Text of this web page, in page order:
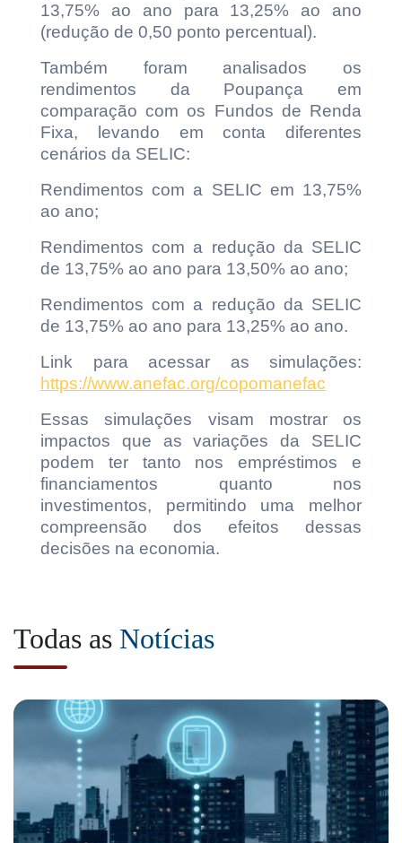
13,75% ao ano para 13,25% ao ano
(redução de 0,50 ponto percentual).
Também foram analisados os
rendimentos da Poupança em
comparação com os Fundos de Renda
Fixa, levando em conta diferentes
cenários da SELIC:
Rendimentos com a SELIC em 13,75%
ao ano;
Rendimentos com a redução da SELIC
de 13,75% ao ano para 13,50% ao ano;
Rendimentos com a redução da SELIC
de 13,75% ao ano para 13,25% ao ano.
Link para acessar as simulações:
https://www.anefac.org/copomanefac
Essas simulações visam mostrar os
impactos que as variações da SELIC
podem ter tanto nos empréstimos e
financiamentos quanto nos
investimentos, permitindo uma melhor
compreensão dos efeitos dessas
decisões na economia.
Todas as Notícias